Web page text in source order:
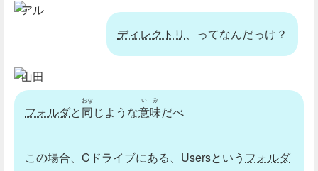
アル
ディレクトリ 、ってなんだっけ？
山田
フォルダと同
おな
じような意味
いみ
だべ
この場合、Cドライブにある、Usersという フォルダ